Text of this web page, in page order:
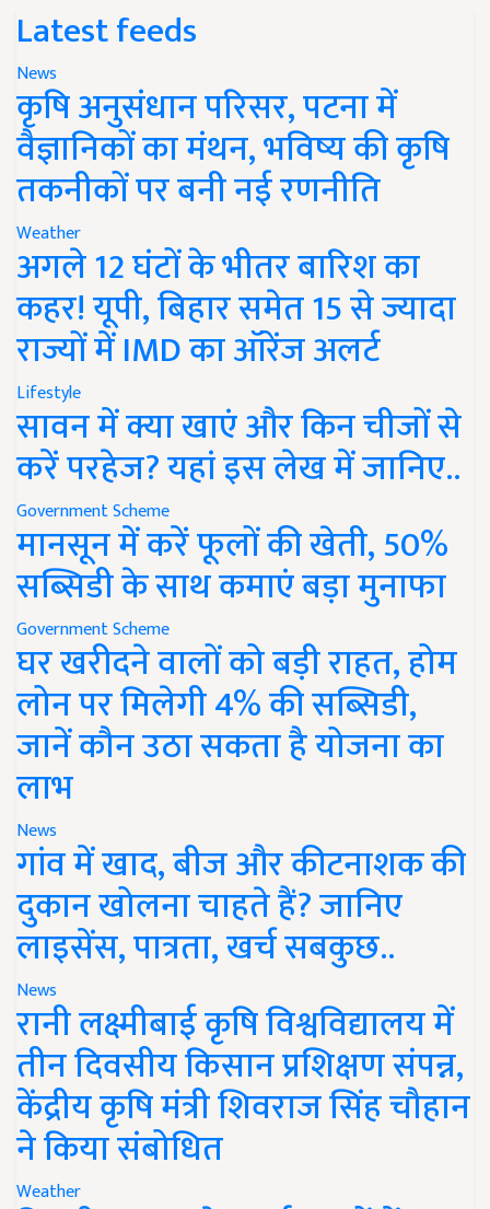
Latest feeds
News
कृषि अनुसंधान परिसर, पटना में
वैज्ञानिकों का मंथन, भविष्य की कृषि
तकनीकों पर बनी नई रणनीति
Weather
अगले 12 घंटों के भीतर बारिश का
कहर! यूपी, बिहार समेत 15 से ज्यादा
राज्यों में IMD का ऑरेंज अलर्ट
Lifestyle
सावन में क्या खाएं और किन चीजों से
करें परहेज? यहां इस लेख में जानिए..
Government Scheme
मानसून में करें फूलों की खेती, 50%
सब्सिडी के साथ कमाएं बड़ा मुनाफा
Government Scheme
घर खरीदने वालों को बड़ी राहत, होम
लोन पर मिलेगी 4% की सब्सिडी,
जानें कौन उठा सकता है योजना का
लाभ
News
गांव में खाद, बीज और कीटनाशक की
दुकान खोलना चाहते हैं? जानिए
लाइसेंस, पात्रता, खर्च सबकुछ..
News
रानी लक्ष्मीबाई कृषि विश्वविद्यालय में
तीन दिवसीय किसान प्रशिक्षण संपन्न,
केंद्रीय कृषि मंत्री शिवराज सिंह चौहान
ने किया संबोधित
Weather